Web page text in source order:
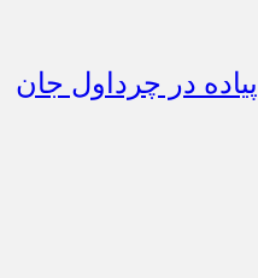
با عابر پیاده در چرداول جان